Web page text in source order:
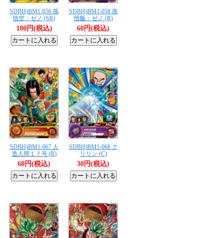
SDBH)BM1-056 孫
悟空：ゼノ (SR)
180円(税込)
SDBH)BM1-058 孫
悟飯：ゼノ (R)
60円(税込)
SDBH)BM1-067 人
造人間１７号 (R)
60円(税込)
SDBH)BM1-068 ク
リリン (C)
30円(税込)